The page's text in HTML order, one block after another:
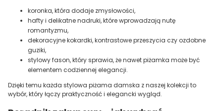
koronka, która dodaje zmysłowości,
hafty i delikatne nadruki, które wprowadzają nutę
romantyzmu,
dekoracyjne kokardki, kontrastowe przeszycia czy ozdobne
guziki,
stylowy fason, który sprawia, że nawet piżamka może być
elementem codziennej elegancji.
Dzięki temu każda stylowa piżama damska z naszej kolekcji to
wybór, który łączy praktyczność i elegancki wygląd.